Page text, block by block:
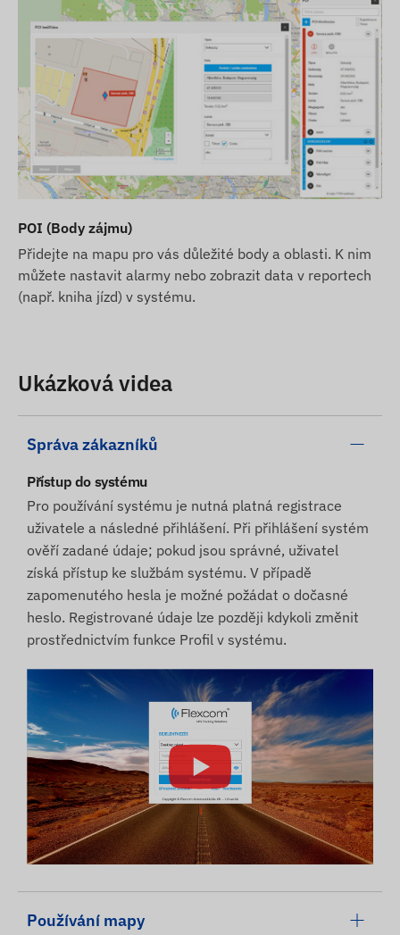
stránkách. Upozorňujeme však, že výrobce si
vyhrazuje právo na změnu specifikací produktu
nebo balení bez předchozího upozornění. Z tohoto
důvodu se skutečný vzhled produktů může
minimálně lišit od obrázků. Vyhrazujeme si právo
na změny provedené výrobcem v případě
případných odchylek.
POI (Body zájmu)
Přidejte na mapu pro vás důležité body a oblasti. K nim
můžete nastavit alarmy nebo zobrazit data v reportech
(např. kniha jízd) v systému.
Ukázková videa
Správa zákazníků
Přístup do systému
Pro používání systému je nutná platná registrace
uživatele a následné přihlášení. Při přihlášení systém
ověří zadané údaje; pokud jsou správné, uživatel
získá přístup ke službám systému. V případě
zapomenutého hesla je možné požádat o dočasné
heslo. Registrované údaje lze později kdykoli změnit
prostřednictvím funkce Profil v systému.
Používání mapy